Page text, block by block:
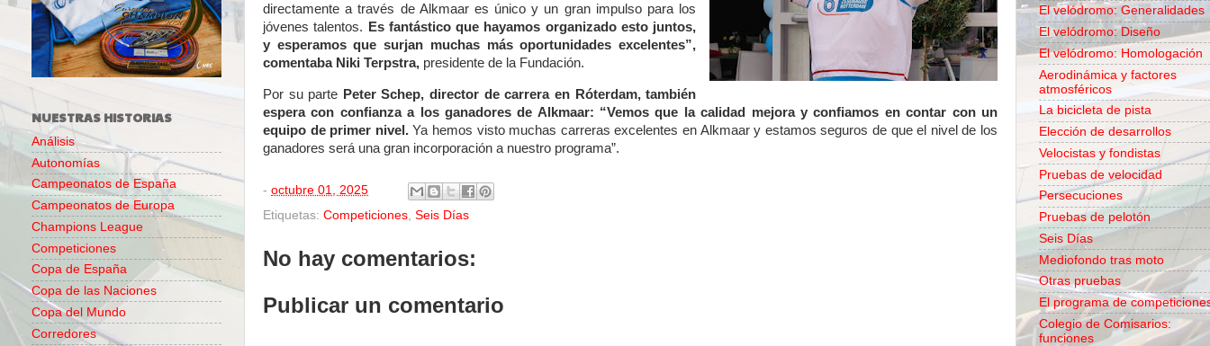
directamente a través de Alkmaar es único y un gran impulso para los
jóvenes talentos.
Es fantástico que hayamos organizado esto juntos,
y esperamos que surjan muchas más oportunidades excelentes”,
comentaba Niki Terpstra, presidente de la Fundación.
Por su parte Peter Schep, director de carrera en Róterdam, también
espera con confianza a los ganadores de Alkmaar: “Vemos que la calidad mejora y confiamos en contar con un
equipo de primer nivel.Ya hemos visto muchas carreras excelentes en Alkmaar y estamos seguros de que el nivel de los
ganadores será una gran incorporación a nuestro programa”.
- octubre 01, 2025
Etiquetas: Competiciones Seis Días
No hay comentarios:
Publicar un comentario
NUESTRAS HISTORIAS
Análisis
Autonomías
Campeonatos de España
Campeonatos de Europa
Champions League
Competiciones
Copa de España
Copa de las Naciones
Copa del Mundo
Corredores
El velódromo: Generalidades
El velódromo: Diseño
El velódromo: Homologación
Aerodinámica y factores
atmosféricos
La bicicleta de pista
Elección de desarrollos
Velocistas y fondistas
Pruebas de velocidad
Persecuciones
Pruebas de pelotón
Seis Días
Mediofondo tras moto
Otras pruebas
El programa de
Colegio de Comisarios:
funciones